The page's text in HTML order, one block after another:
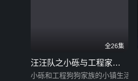
全26集
汪汪队之小砾与工程家族
第三季 英文版
小砾和工程狗狗家族的小镇生活